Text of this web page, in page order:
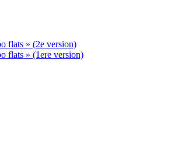
flats » (2e version)
flats » (1ere version)